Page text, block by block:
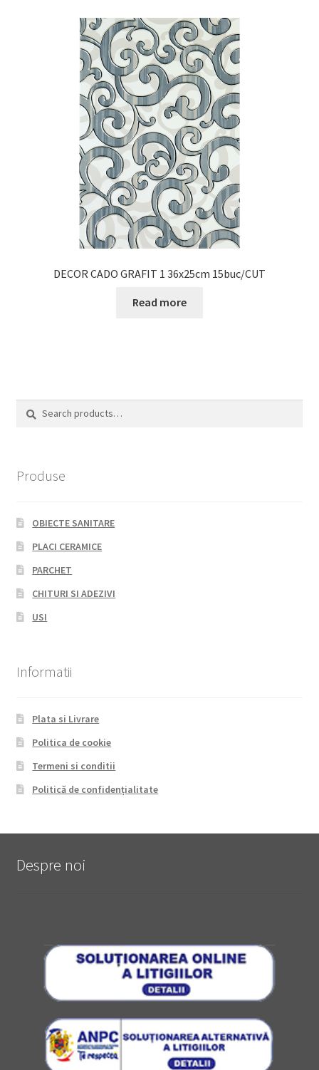
DECOR CADO GRAFIT 1 36x25cm 15buc/CUT
Read more
Search
Search
Produse
OBIECTE SANITARE
PLACI CERAMICE
PARCHET
CHITURI SI ADEZIVI
USI
Informatii
Plata si Livrare
Politica de cookie
Termeni si conditii
Politică de confidențialitate
Despre noi